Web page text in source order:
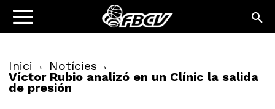
Inici Notícies
Víctor Rubio analizó en un Clínic la salida
de presión